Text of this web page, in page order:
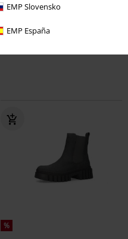
EMP Slovensko
EMP España
139,99 €
18 Eye Sneaker Black Red Canvas
%